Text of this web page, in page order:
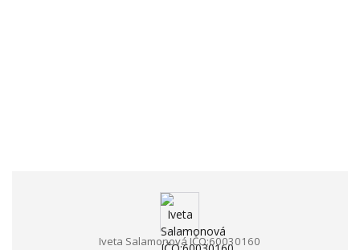
Iveta Salamonová IČO:60030160